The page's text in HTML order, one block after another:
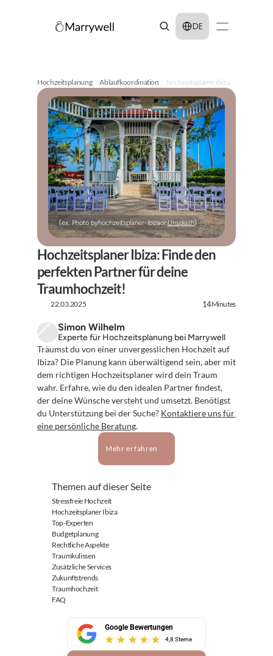
Select Language
DE
Hochzeitsplanung Ablaufkoordination hochzeitsplaner ibiza
(ex: Photo byhochzeitsplaner-ibizaonUnsplash)
Hochzeitsplaner Ibiza: Finde den
perfekten Partner für deine
Traumhochzeit!
22.03.2025 14Minutes
Simon Wilhelm
Experte für Hochzeitsplanung bei Marrywell
Träumst du von einer unvergesslichen Hochzeit auf
Ibiza? Die Planung kann überwältigend sein, aber mit
dem richtigen Hochzeitsplaner wird dein Traum
wahr. Erfahre, wie du den idealen Partner findest,
der deine Wünsche versteht und umsetzt. Benötigst
du Unterstützung bei der Suche? Kontaktiere uns für
eine persönliche Beratung.
Mehr erfahren
Themen auf dieser Seite
Stressfreie Hochzeit
Hochzeitsplaner Ibiza
Top-Experten
Budgetplanung
Rechtliche Aspekte
Traumkulissen
Zusätzliche Services
Zukunftstrends
Traumhochzeit
FAQ
Google Bewertungen
4,8 Sterne